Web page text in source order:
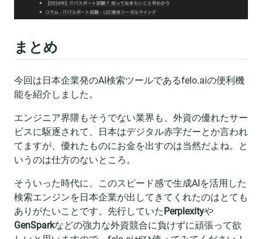
まとめ
今回は日本企業発のAI検索ツールであるfelo.aiの便利機
能を紹介しました。
エンジニア界隈もそうでない業界も、外資の優れたサー
ビスに駆逐されて、日本はデジタル赤字だーとか言われ
てますが、優れたものにお金を出すのは当然だよね。と
いうのは仕方のないところ。
そういった時代に、このスピード感で生成AIを活用した
検索エンジンを日本企業が出してきてくれたのはとても
ありがたいことです。先行していた Perplexityや
GenSparkなどの強力な外資競合に負けずに頑張って欲